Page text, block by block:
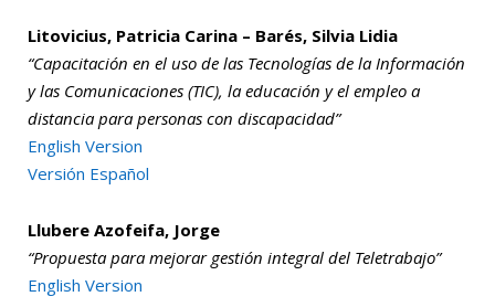
Litovicius, Patricia Carina – Barés, Silvia Lidia
“Capacitación en el uso de las Tecnologías de la Información
y las Comunicaciones (TIC), la educación y el empleo a
distancia para personas con discapacidad”
English Version
Versión Español
Llubere Azofeifa, Jorge
“Propuesta para mejorar gestión integral del Teletrabajo”
English Version